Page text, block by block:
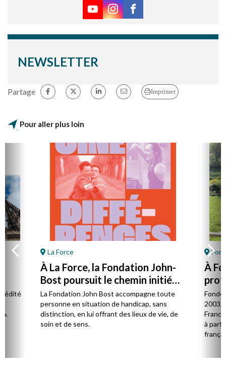
NEWSLETTER
Partage Imprimer
Pour aller plus loin
édité
La Force
À La Force, la Fondation John-
Bost poursuit le chemin initié
par son fondateur
La Fondation John Bost accompagne toute
personne en situation de handicap, sans
distinction, en lui offrant des lieux de vie, de
soin et de sens.
À
à la
Fondé
2003,
à